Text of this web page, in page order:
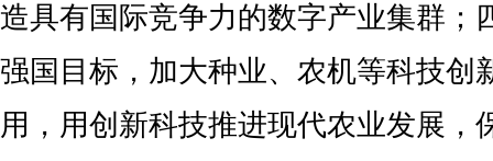
造具有国际竞争力的数字产业集群；
强国目标，加大种业、农机等科技创
用，用创新科技推进现代农业发展，